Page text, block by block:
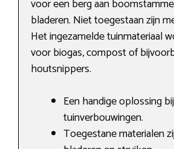
voor een berg aan
bladeren. Niet toegestaan zijn
Het ingezamelde tuinmateriaal
voor biogas, compost of
houtsnippers.
Een handige oplossing bij
tuinverbouwingen.
Toegestane materialen